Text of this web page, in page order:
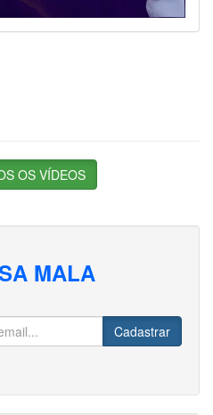
OS VÍDEOS
MALA
Cadastrar